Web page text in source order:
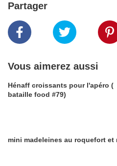
Partager
Vous aimerez aussi
Hénaff croissants pour l'apéro (
bataille food #79)
mini madeleines au roquefort et